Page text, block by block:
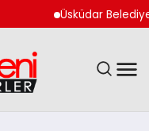
Üsküdar Belediye